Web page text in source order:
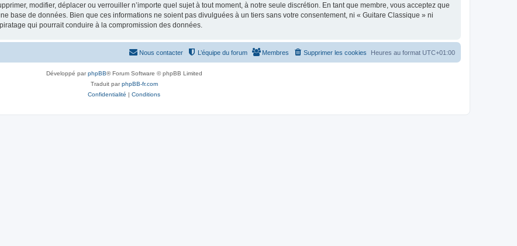
modifier, déplacer ou verrouiller n’importe quel sujet à tout moment, à notre seule discrétion. En tant que membre, vous acceptez que
base de données. Bien que ces informations ne soient pas divulguées à un tiers sans votre consentement, ni « Guitare Classique » ni
qui pourrait conduire à la compromission des données.
Heures au format UTC+01:00
Supprimer les cookies
Membres
L’équipe du forum
Nous contacter
Développé parphpBB® Forum Software © phpBB Limited
Traduit parphpBB-fr.com
Confidentialité | Conditions